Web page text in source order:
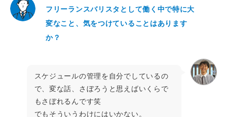
フリーランスバリスタとして働く中で特に大
変なこと、気をつけていることはあります
か？
スケジュールの管理を自分でしているの
で、変な話、さぼろうと思えばいくらで
もさぼれるんです笑
でもそういうわけにはいかない。